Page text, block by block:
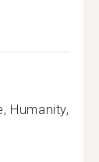
Humanity,